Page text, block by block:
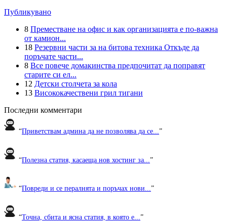
Публикувано
8 Преместване на офис и как организацията е по-важна
от камион...
18 Резервни части за на битова техника Откъде да
поръчате части...
8 Все повече домакинства предпочитат да поправят
старите си ел...
12 Детски столчета за кола
13 Висококачествени грил тигани
Последни комментари
“Приветствам админа да не позволява да се... ”
“Полезна статия, касаеща нов хостинг за... ”
“Повреди и се пералнята и поръчах нови...”
“Точна, сбита и ясна статия, в която е... ”